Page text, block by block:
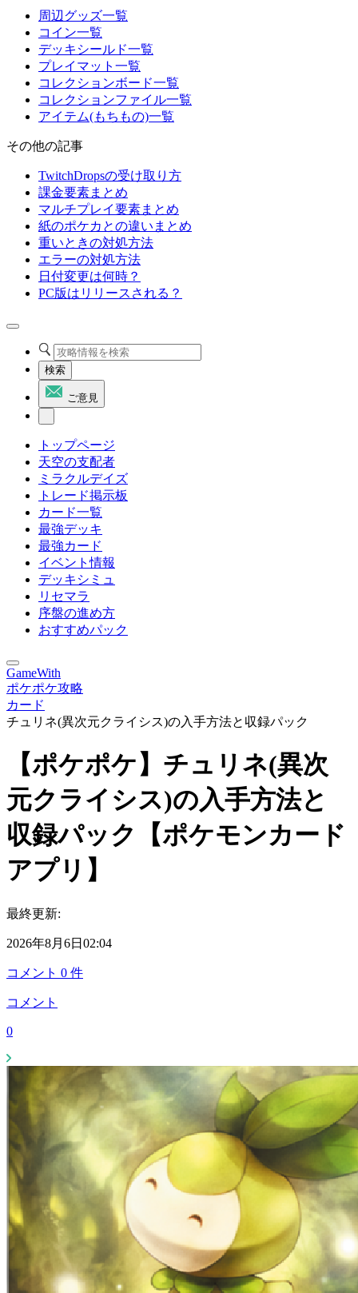
周辺グッズ一覧
コイン一覧
デッキシールド一覧
プレイマット一覧
コレクションボード一覧
コレクションファイル一覧
アイテム(もちもの)一覧
その他の記事
TwitchDropsの受け取り方
課金要素まとめ
マルチプレイ要素まとめ
紙のポケカとの違いまとめ
重いときの対処方法
エラーの対処方法
日付変更は何時？
PC版はリリースされる？
検索
ご意見
トップページ
天空の支配者
ミラクルデイズ
トレード掲示板
カード一覧
最強デッキ
最強カード
イベント情報
デッキシミュ
リセマラ
序盤の進め方
おすすめパック
GameWith
ポケポケ攻略
カード
チュリネ(異次元クライシス)の入手方法と収録パック
【ポケポケ】チュリネ(異次
元クライシス)の入手方法と
収録パック【ポケモンカード
アプリ】
最終更新:
2026年8月6日02:04
コメント 0 件
コメント
0